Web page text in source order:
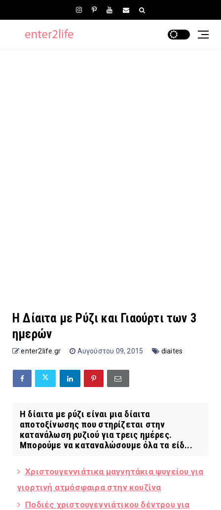
Η Δίαιτα με Ρύζι και Γιαούρτι των 3
ημερών
enter2life.gr Αυγούστου 09, 2015 diaites
Η δίαιτα με ρύζι είναι μια δίαιτα
αποτοξίνωσης που στηρίζεται στην
κατανάλωση ρυζιού για τρεις ημέρες.
Μπορούμε να καταναλώσουμε όλα τα είδ...
Χριστουγεννιάτικα μαγνητάκια ψυγείου για
γιορτινή ατμόσφαιρα στην κουζίνα
Ποδιές χριστουγεννιάτικου δέντρου για